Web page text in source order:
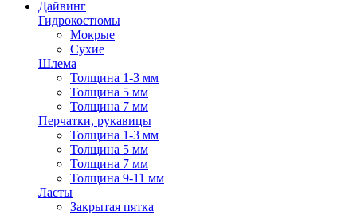
Дайвинг
Гидрокостюмы
Мокрые
Сухие
Шлема
Толщина 1-3 мм
Толщина 5 мм
Толщина 7 мм
Перчатки, рукавицы
Толщина 1-3 мм
Толщина 5 мм
Толщина 7 мм
Толщина 9-11 мм
Ласты
Закрытая пятка